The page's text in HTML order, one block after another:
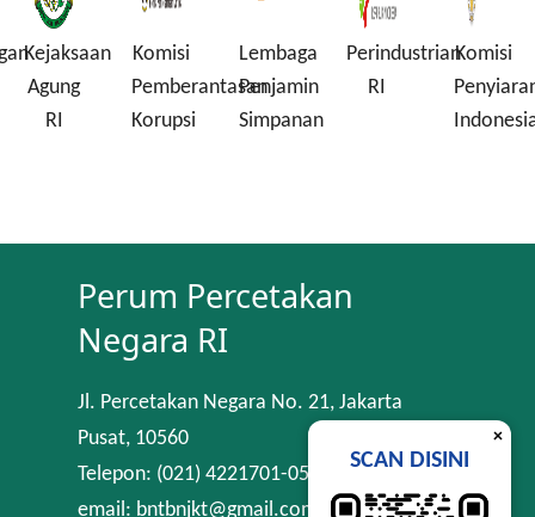
Kejaksaan
Agung
RI
Komisi
Pemberantasan
Korupsi
Lembaga
Penjamin
Simpanan
Perindustrian
RI
Komisi
Perum Percetakan
Negara RI
Jl. Percetakan Negara No. 21, Jakarta
Pusat, 10560
Telepon: (021) 4221701-05
email: bntbnjkt@gmail.com
×
SCAN DISINI